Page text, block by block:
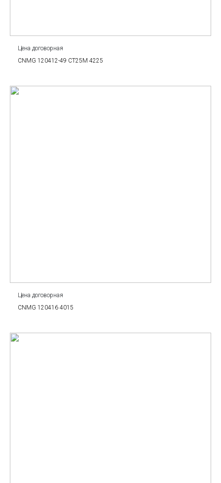
Цена договорная
CNMG 120412-49 CT25M 4225
Цена договорная
CNMG 120416 4015